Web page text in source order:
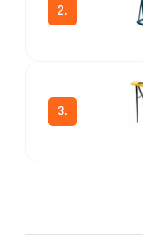
2.
3.